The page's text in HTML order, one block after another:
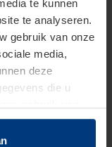
te kunnen
te analyseren.
gebruik van onze
media,
deze
die u
op uw